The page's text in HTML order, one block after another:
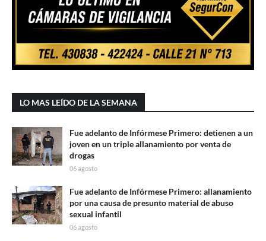
LO MAS LEÍDO DE LA SEMANA
Fue adelanto de Infórmese Primero: detienen a un
joven en un triple allanamiento por venta de
drogas
06 agosto
Fue adelanto de Infórmese Primero: allanamiento
por una causa de presunto material de abuso
sexual infantil
06 agosto